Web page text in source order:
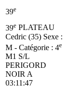
39e
39e PLATEAU
Cedric (35) Sexe :
M - Catégorie : 4e
M1 S/L
PERIGORD
NOIR A
03:11:47